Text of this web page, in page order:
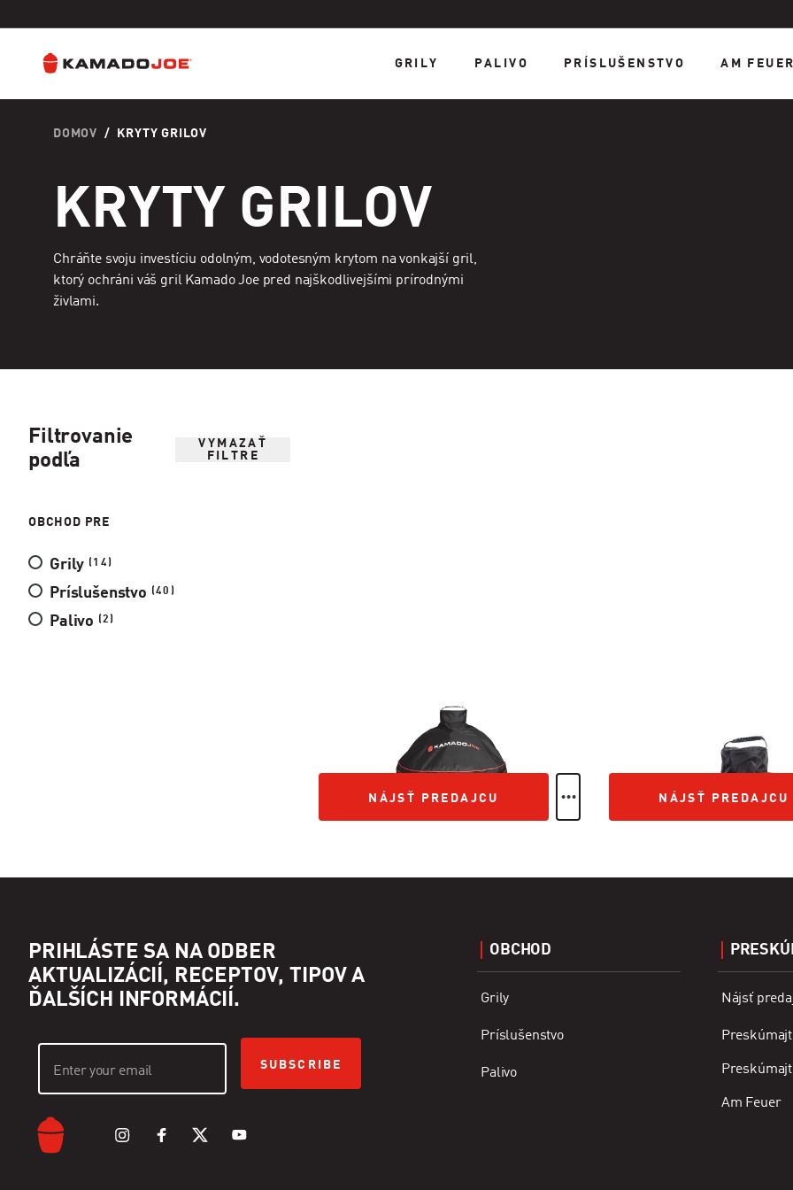
GRILY PALIVO PRÍSLUŠENSTVO AM FEUER
DOMOV / KRYTY GRILOV
KRYTY GRILOV
Chráňte svoju investíciu odolným, vodotesným krytom na vonkajší gril,
ktorý ochráni váš gril Kamado Joe pred najškodlivejšími prírodnými
živlami.
Filtrovanie
podľa
VYMAZAŤ
FILTRE
OBCHOD PRE
Grily (14)
Príslušenstvo (40)
Palivo (2)
OBAL NA GRIL KAMADO JOE HEAVY-
NÁJSŤ PREDAJCU
NÁJSŤ PREDAJCU
GO TO PRODUCT PAGE FOR
NÁJSŤ PREDAJCU
NÁJSŤ PREDAJCU
PRIHLÁSTE SA NA ODBER
AKTUALIZÁCIÍ, RECEPTOV, TIPOV A
ĎALŠÍCH INFORMÁCIÍ.
SUBSCRIBE
OBCHOD
Grily
Príslušenstvo
Palivo
Nájsť
Am Feuer